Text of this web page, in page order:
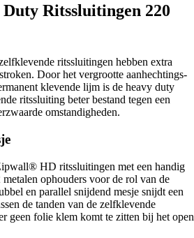
Ritssluitingen 220
ritssluitingen hebben extra
Door het vergrootte aanhechtings-
klevende lijm is de heavy duty
ritssluiting beter bestand tegen een
omstandigheden.
HD ritssluitingen met een handig
ophouders voor de rol van de
en parallel snijdend mesje snijdt een
de tanden van de zelfklevende
geen folie klem komt te zitten bij het open